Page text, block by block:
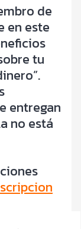
de
en este
tu
entregan
no está